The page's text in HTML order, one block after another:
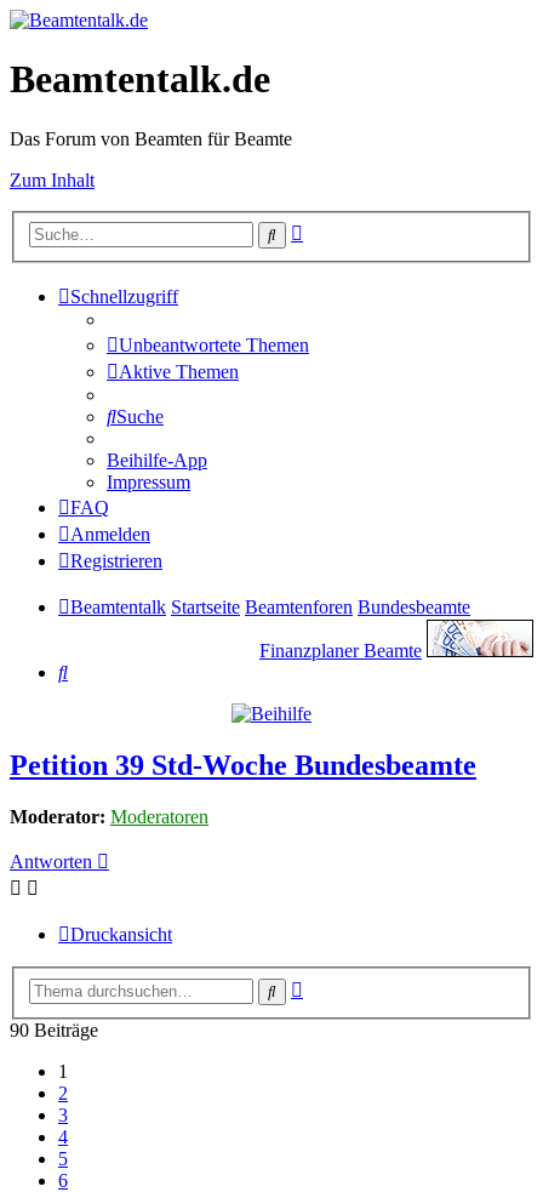
Beamtentalk.de
Das Forum von Beamten für Beamte
Zum Inhalt
Suche
Schnellzugriff
Unbeantwortete Themen
Aktive Themen
Suche
Beihilfe-App
Impressum
FAQ
Anmelden
Registrieren
Beamtentalk Startseite Beamtenforen Bundesbeamte
Finanzplaner Beamte
Suche
Petition 39 Std-Woche Bundesbeamte
Moderator: Moderatoren
Antworten
Druckansicht
Suche
90 Beiträge
1
2
3
4
5
6